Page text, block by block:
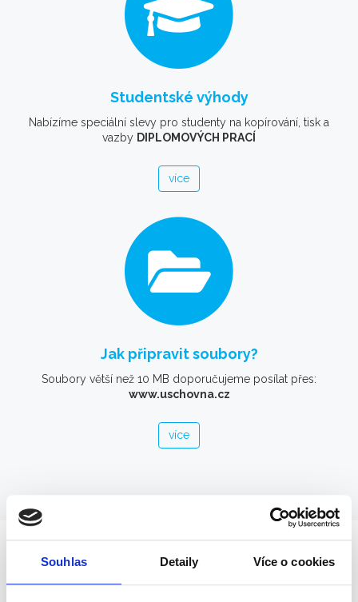
Souhlas Detaily Více o cookies
Studentské výhody
Nabízíme speciální slevy pro studenty na kopírování, tisk a
vazby DIPLOMOVÝCH PRACÍ
více
Jak připravit soubory?
Soubory větší než 10 MB doporučujeme posílat přes:
www.uschovna.cz
více
OTEVÍRACÍ DOBA